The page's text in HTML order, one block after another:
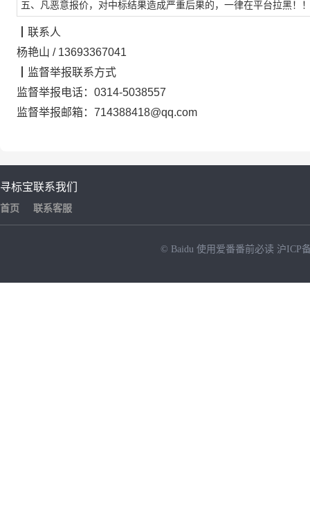
五、凡恶意报价，对中标结果造成严重后果的，一律在平台拉黑！
联系人
杨艳山 / 13693367041
监督举报联系方式
监督举报电话： 0314-5038557
监督举报邮箱： 714388418@qq.com
寻标宝
首页
联系我们
联系客服
© Baidu 使用爱番番前必读 沪ICP